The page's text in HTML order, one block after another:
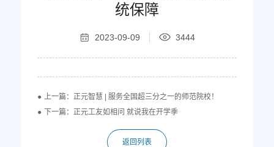
统保障
2023-09-09 3444
上一篇：正元智慧 | 服务全国超三分之一的师范院校！
返回列表
下一篇：正元工友如相问 就说我在开学季